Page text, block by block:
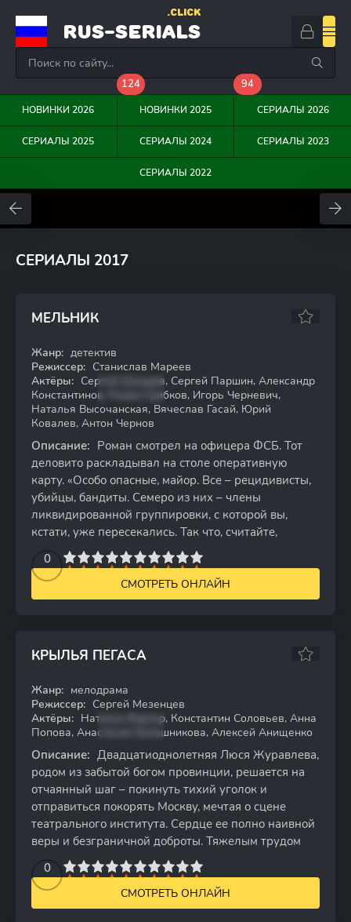
RUS-SERIALS
.CLICK
НОВИНКИ 2026
124
НОВИНКИ 2025
94
СЕРИАЛЫ 2026
СЕРИАЛЫ 2025 СЕРИАЛЫ 2024 СЕРИАЛЫ 2023
СЕРИАЛЫ 2022
0
СЕРИАЛЫ 2017
МЕЛЬНИК
WEB-DL
Жанр: детектив
Режиссер: Станислав Мареев
Актёры: Сергей Шнырёв, Сергей Паршин, Александр
Константинов, Роман Грибков, Игорь Черневич,
Наталья Высочанская, Вячеслав Гасай, Юрий
Ковалев, Антон Чернов
Описание: Роман смотрел на офицера ФСБ. Тот
деловито раскладывал на столе оперативную
карту. «Особо опасные, майор. Все – рецидивисты,
убийцы, бандиты. Семеро из них – члены
ликвидированной группировки, с которой вы,
кстати, уже пересекались. Так что, считайте,
0
5 7 8 9 10
СМОТРЕТЬ ОНЛАЙН
КРЫЛЬЯ ПЕГАСА
HDTV
6.31
Жанр: мелодрама
Режиссер: Сергей Мезенцев
Актёры: Наталья Бергер, Константин Соловьев, Анна
Попова, Анастасия Калашникова, Алексей Анищенко
Описание: Двадцатиоднолетняя Люся Журавлева,
родом из забытой богом провинции, решается на
отчаянный шаг – покинуть тихий уголок и
отправиться покорять Москву, мечтая о сцене
театрального института. Сердце ее полно наивной
веры и безграничной доброты. Тяжелым трудом
0
5 7 8 9 10
СМОТРЕТЬ ОНЛАЙН